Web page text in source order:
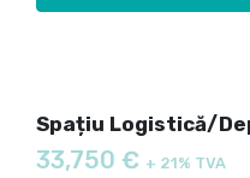
Spațiu Logistică/
33,750 € + 21% TVA